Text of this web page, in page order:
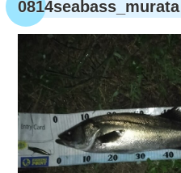
0814seabass_murata